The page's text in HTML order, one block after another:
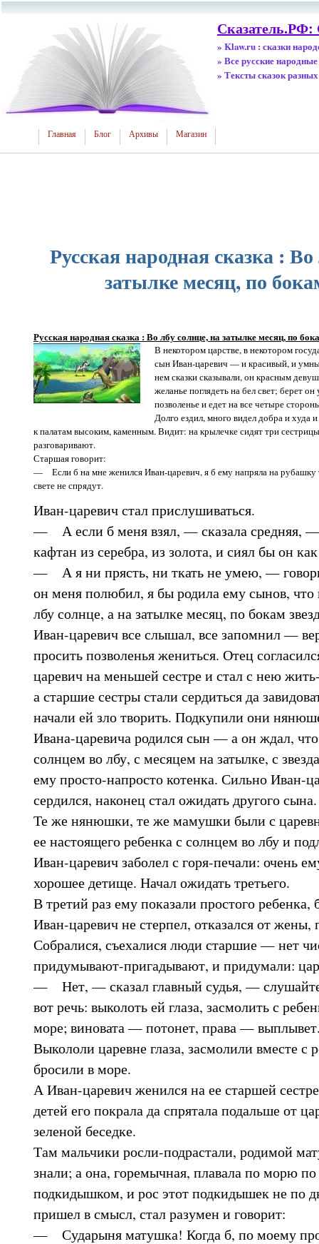
Сказатель.РФ:
» Klaw.ru : сказки
» Все русские народные
» Тексты сказок
Главная Блог Архивы Магазин
Русская народная сказка :
затылке месяц, по
Русская народная сказка : Во лбу солнце, на затылке месяц, по
В некотором царстве, в некотором
сын Иван-царевич — и красивый, и
нем сказки сказывали, он красным
желанье поглядеть на бел свет; берет
позволенье и едет на все четыре
Долго ездил, много видел добра и худа
к палатам высоким, каменным. Видит: на крылечке сидят три
разговаривают.
Старшая говорит:
— Если б на мне женился Иван-царевич, я б ему напряла на рубашку
свете не спрядут.
Иван-царевич стал прислушиваться.
— А если б меня взял, — сказала средняя, —
кафтан из серебра, из золота, и сиял бы он
— А я ни прясть, ни ткать не умею, —
он меня полюбил, я бы родила ему сынов, что
лбу солнце, а на затылке месяц, по бокам
Иван-царевич все слышал, все запомнил —
просить позволенья жениться. Отец
царевич на меньшей сестре и стал с нею
а старшие сестры стали сердиться да
начали ей зло творить. Подкупили они
Ивана-царевича родился сын — а он ждал,
солнцем во лбу, с месяцем на затылке, с
ему просто-напросто котенка. Сильно Иван-
сердился, наконец стал ожидать другого сына.
Те же нянюшки, те же мамушки были с
ее настоящего ребенка с солнцем во лбу и
Иван-царевич заболел с горя-печали: очень
хорошее детище. Начал ожидать третьего.
В третий раз ему показали простого ребенка,
Иван-царевич не стерпел, отказался от жены,
Собралися, съехалися люди старшие — нет
придумывают-пригадывают, и придумали:
— Нет, — сказал главный судья, —
вот речь: выколоть ей глаза, засмолить с
море; виновата — потонет, права —
Выкололи царевне глаза, засмолили вместе с
бросили в море.
А Иван-царевич женился на ее старшей
детей его покрала да спрятала подальше от
зеленой беседке.
Там мальчики росли-подрастали, родимой
знали; а она, горемычная, плавала по морю по
подкидышком, и рос этот подкидышек не по
пришел в смысл, стал разумен и говорит:
— Сударыня матушка! Когда б, по моему